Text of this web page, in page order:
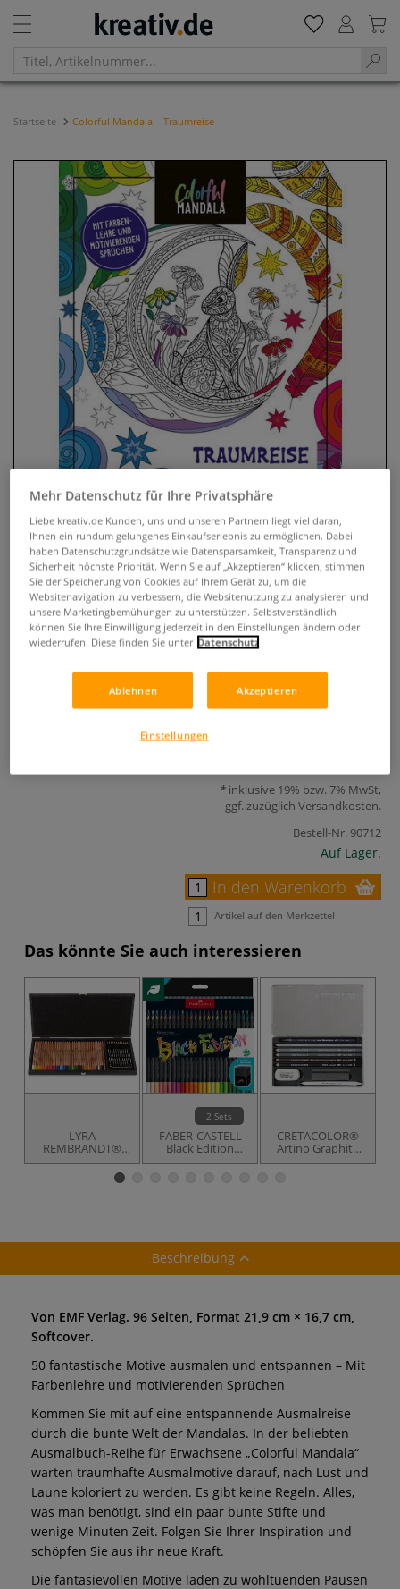
Startseite Colorful Mandala – Traumreise
Colorful Mandala – Traumreise
0 Bewertungen
Ausmalbuch mit 50 fantastischen Mandala-Motiven, ergänzt
durch Farbenlehre, Zitate und Grundlagen zum meditativen
Ausmalen.
Mehr
inklusive 19% bzw. 7% MwSt,
ggf. zuzüglich Versandkosten.
Bestell-Nr. 90712
Auf Lager.
In den Warenkorb
Artikel auf den Merkzettel
Das könnte Sie auch interessieren
LYRA
REMBRANDT®
„Polycolor und
Holzkoffer, 49er-
2 Sets
FABER-CASTELL
Black Edition
Buntstifte,
CRETACOLOR®
Artino Graphite
Basis-Zeichenset
Beschreibung
Von EMF Verlag. 96 Seiten, Format 21,9 cm × 16,7 cm,
Softcover.
50 fantastische Motive ausmalen und entspannen – Mit
Farbenlehre und motivierenden Sprüchen
Kommen Sie mit auf eine entspannende Ausmalreise
durch die bunte Welt der Mandalas. In der beliebten
Ausmalbuch-Reihe für Erwachsene „Colorful Mandala“
warten traumhafte Ausmalmotive darauf, nach Lust und
Laune koloriert zu werden. Es gibt keine Regeln. Alles,
was man benötigt, sind ein paar bunte Stifte und
wenige Minuten Zeit. Folgen Sie Ihrer Inspiration und
schöpfen Sie aus ihr neue Kraft.
Die fantasievollen Motive laden zu wohltuenden Pausen
Mehr Datenschutz für Ihre Privatsphäre
Liebe kreativ.de Kunden, uns und unseren Partnern liegt viel daran,
Ihnen ein rundum gelungenes Einkaufserlebnis zu ermöglichen. Dabei
haben Datenschutzgrundsätze wie Datensparsamkeit, Transparenz und
Sicherheit höchste Priorität. Wenn Sie auf „Akzeptieren“ klicken, stimmen
Sie der Speicherung von Cookies auf Ihrem Gerät zu, um die
Websitenavigation zu verbessern, die Websitenutzung zu analysieren und
unsere Marketingbemühungen zu unterstützen. Selbstverständlich
können Sie Ihre Einwilligung jederzeit in den Einstellungen ändern oder
wiederrufen. Diese finden Sie unter Datenschutz
Ablehnen Akzeptieren
Einstellungen